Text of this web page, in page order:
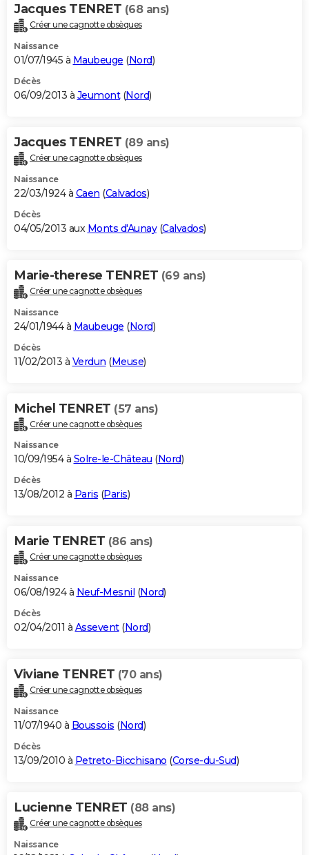
Jacques TENRET (68 ans)
Créer une cagnotte obsèques
Naissance
01/07/1945 à Maubeuge (Nord)
Décès
06/09/2013 à Jeumont(Nord)
Jacques TENRET (89 ans)
Créer une cagnotte obsèques
Naissance
22/03/1924 à Caen (Calvados)
Décès
04/05/2013 aux Monts d'Aunay(Calvados)
Marie-therese TENRET (69 ans)
Créer une cagnotte obsèques
Naissance
24/01/1944 à Maubeuge (Nord)
Décès
11/02/2013 à Verdun (Meuse)
Michel TENRET (57 ans)
Créer une cagnotte obsèques
Naissance
10/09/1954 à Solre-le-Château (Nord)
Décès
13/08/2012 à Paris (Paris)
Marie TENRET (86 ans)
Créer une cagnotte obsèques
Naissance
06/08/1924 à Neuf-Mesnil (Nord)
Décès
02/04/2011 à Assevent(Nord)
Viviane TENRET (70 ans)
Créer une cagnotte obsèques
Naissance
11/07/1940 à Boussois (Nord)
Décès
13/09/2010 à Petreto-Bicchisano (Corse-du-Sud)
Lucienne TENRET (88 ans)
Créer une cagnotte obsèques
Naissance